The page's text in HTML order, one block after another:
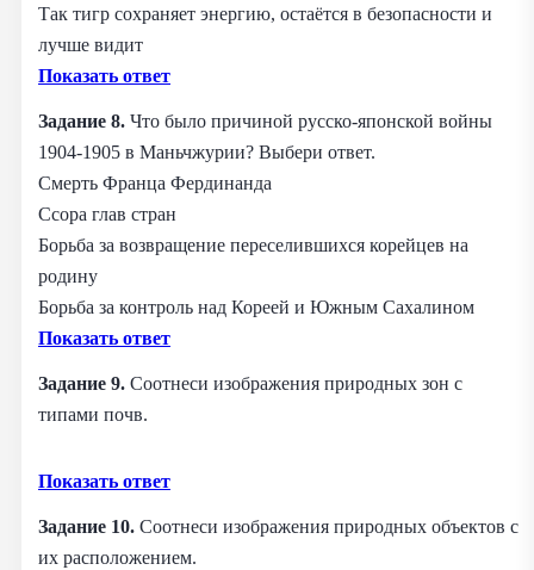
Так тигр сохраняет энергию, остаётся в безопасности и
лучше видит
Показать ответ
Задание 8. Что было причиной русско-японской войны
1904-1905 в Маньчжурии? Выбери ответ.
Смерть Франца Фердинанда
Ссора глав стран
Борьба за возвращение переселившихся корейцев на
родину
Борьба за контроль над Кореей и Южным Сахалином
Показать ответ
Задание 9. Соотнеси изображения природных зон с
типами почв.
Показать ответ
Задание 10. Соотнеси изображения природных объектов с
их расположением.